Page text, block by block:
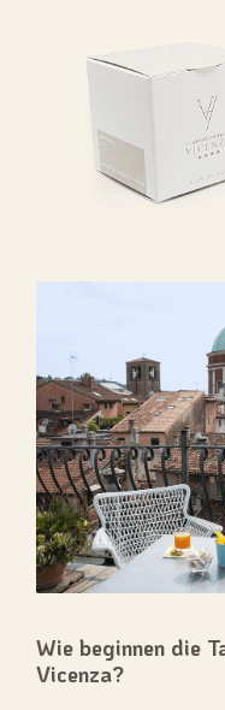
Wie beginnen die
Vicenza?